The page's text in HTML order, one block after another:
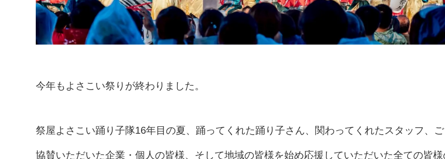
今年もよさこい祭りが終わりました。
祭屋よさこい踊り子隊16年目の夏、踊ってくれた踊り子さん、関わってくれたスタッフ、ご
協賛いただいた企業・個人の皆様、そして地域の皆様を始め応援していただいた全ての皆様